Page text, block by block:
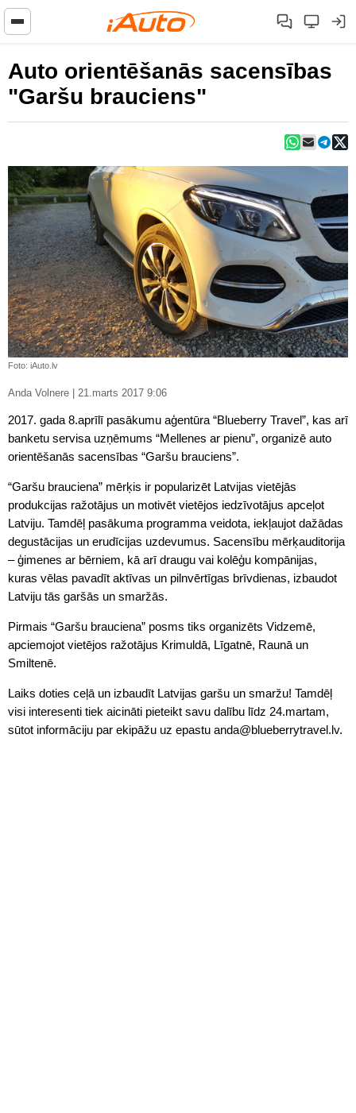
Auto orientēšanās sacensības
"Garšu brauciens"
Foto: iAuto.lv
Anda Volnere | 21.marts 2017 9:06
2017. gada 8.aprīlī pasākumu aģentūra “Blueberry Travel”, kas arī
banketu servisa uzņēmums “Mellenes ar pienu”, organizē auto
orientēšanās sacensības “Garšu brauciens”.
“Garšu brauciena” mērķis ir popularizēt Latvijas vietējās
produkcijas ražotājus un motivēt vietējos iedzīvotājus apceļot
Latviju. Tamdēļ pasākuma programma veidota, iekļaujot dažādas
degustācijas un erudīcijas uzdevumus. Sacensību mērķauditorija
– ģimenes ar bērniem, kā arī draugu vai kolēģu kompānijas,
kuras vēlas pavadīt aktīvas un pilnvērtīgas brīvdienas, izbaudot
Latviju tās garšās un smaržās.
Pirmais “Garšu brauciena” posms tiks organizēts Vidzemē,
apciemojot vietējos ražotājus Krimuldā, Līgatnē, Raunā un
Smiltenē.
Laiks doties ceļā un izbaudīt Latvijas garšu un smaržu! Tamdēļ
visi interesenti tiek aicināti pieteikt savu dalību līdz 24.martam,
sūtot informāciju par ekipāžu uz epastu anda@blueberrytravel.lv.